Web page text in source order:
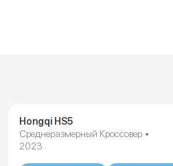
Hongqi HS5
Среднеразмерный Кроссовер •
2023